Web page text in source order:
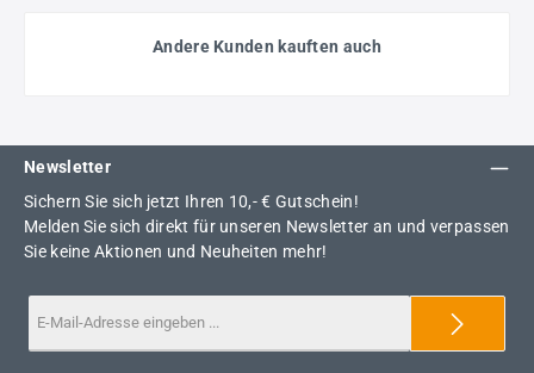
Andere Kunden kauften auch
Newsletter
Sichern Sie sich jetzt Ihren 10,- € Gutschein!
Melden Sie sich direkt für unseren Newsletter an und verpassen
Sie keine Aktionen und Neuheiten mehr!